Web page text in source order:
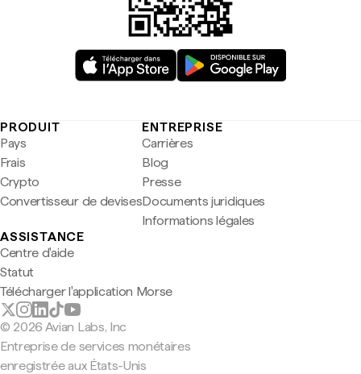
PRODUIT
Pays
Frais
Crypto
Convertisseur de devises
ENTREPRISE
Carrières
Blog
Presse
Documents juridiques
Informations légales
ASSISTANCE
Centre d'aide
Statut
Télécharger l'application Morse
© 2026 Avian Labs, Inc
Entreprise de services monétaires
enregistrée aux États-Unis